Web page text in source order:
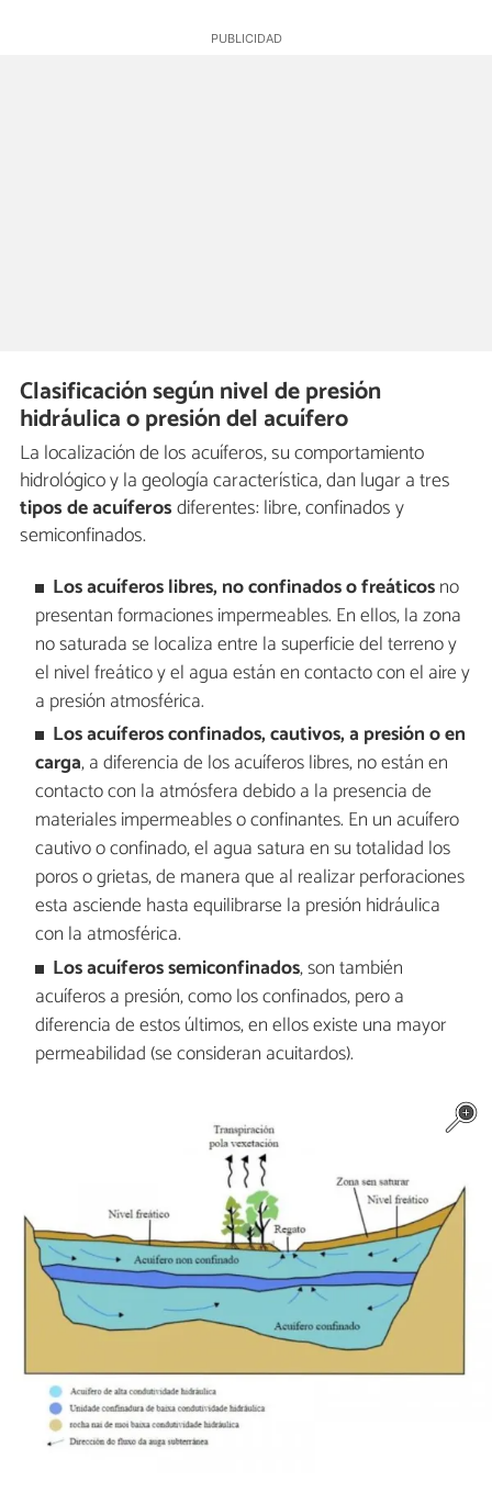
Clasificación según nivel de presión
hidráulica o presión del acuífero
La localización de los acuíferos, su comportamiento
hidrológico y la geología característica, dan lugar a tres
tipos de acuíferosdiferentes: libre, confinados y
semiconfinados.
Los acuíferos libres, no confinados o freáticosno
presentan formaciones impermeables. En ellos, la zona
no saturada se localiza entre la superficie del terreno y
el nivel freático y el agua están en contacto con el aire y
a presión atmosférica.
Los acuíferos confinados, cautivos, a presión o en
carga, a diferencia de los acuíferos libres, no están en
contacto con la atmósfera debido a la presencia de
materiales impermeables o confinantes. En un acuífero
cautivo o confinado, el agua satura en su totalidad los
poros o grietas, de manera que al realizar perforaciones
esta asciende hasta equilibrarse la presión hidráulica
con la atmosférica.
Los acuíferos semiconfinados, son también
acuíferos a presión, como los confinados, pero a
diferencia de estos últimos, en ellos existe una mayor
permeabilidad (se consideran acuitardos).